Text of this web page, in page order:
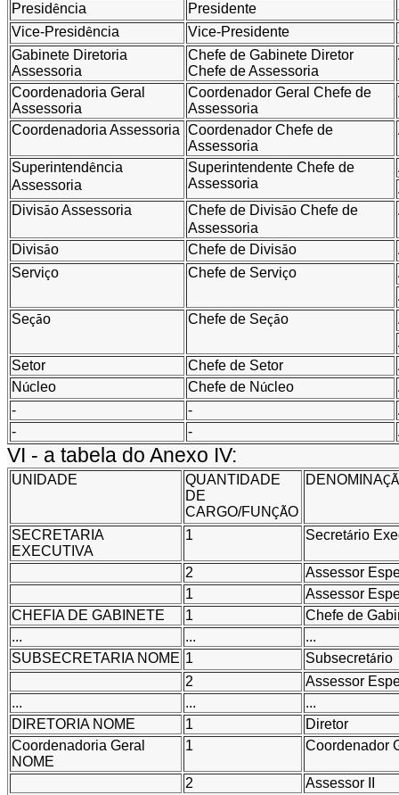
Presidência Presidente
Vice-Presidência Vice-Presidente
Gabinete Diretoria
Assessoria
Chefe de Gabinete Diretor
Chefe de Assessoria
Coordenadoria Geral
Assessoria
Coordenador Geral Chefe de
Assessoria
Coordenadoria Assessoria Coordenador Chefe de
Assessoria
Superintendência
Assessoria
Superintendente Chefe de
Assessoria
DivisãoAssessoria Chefe de Divisão Chefe de
Assessoria
Divisão Chefe de Divisão
Serviço Chefe de Serviço
Seção Chefe de Seção
Setor
Chefe de Setor
N úcleo Chefe de N úcleo
-
-
-
-
VI - a tabela do Anexo IV:
UNIDADE
QUANTIDADE
DE
CARGO/FUNÇÃO
DENOMINAÇÃ
SECRETARIA
EXECUTIVA
1 Secretário
2
Assessor
1
Assessor
CHEFIA DE GABINETE
1
Chefe de
...
...
...
SUBSECRETARIA NOME 1 Subsecretário
2
Assessor
...
...
...
DIRETORIA NOME
1
Diretor
Coordenadoria Geral
NOME
1 Coordenador
2 Assessor II